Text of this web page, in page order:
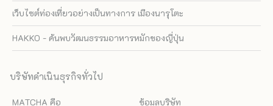
เว็บไซต์ท่องเที่ยวอย่างเป็นทางการ เมืองนารุโตะ
HAKKO - ค้นพบวัฒนธรรมอาหารหมักของญี่ปุ่น
บริษัทดำเนินธุรกิจทั่วไป
MATCHA คือ ข้อมูลบริษัท